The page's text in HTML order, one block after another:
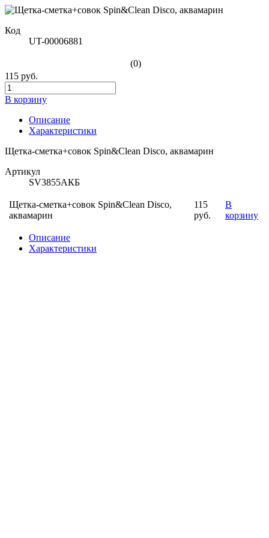
Код
UT-00006881
(0)
115 руб.
В корзину
Описание
Характеристики
Щетка-сметка+совок Spin&Clean Disco, аквамарин
Артикул
SV3855АКБ
Щетка-сметка+совок Spin&Clean Disco,
аквамарин
115
руб.
В
корзину
Описание
Характеристики